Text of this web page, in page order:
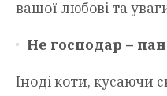
вашої любові та
Не господар –
Іноді коти, кусаючи